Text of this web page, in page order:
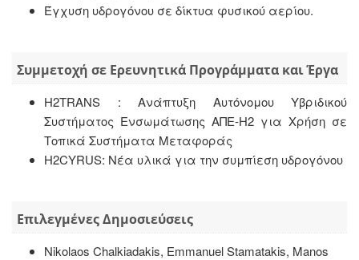
Έγχυση υδρογόνου σε δίκτυα φυσικού αερίου.
Συμμετοχή σε Ερευνητικά Προγράμματα και Έργα
Η2TRANS : Ανάπτυξη Αυτόνομου Υβριδικού
Συστήματος Ενσωμάτωσης ΑΠΕ-Η2 για Χρήση σε
Τοπικά Συστήματα Μεταφοράς
Η2CYRUS: Νέα υλικά για την συμπίεση υδρογόνου
Επιλεγμένες Δημοσιεύσεις
Nikolaos Chalkiadakis, Emmanuel Stamatakis, Manos